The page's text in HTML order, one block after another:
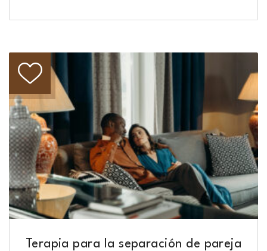
Terapia para la separación de pareja